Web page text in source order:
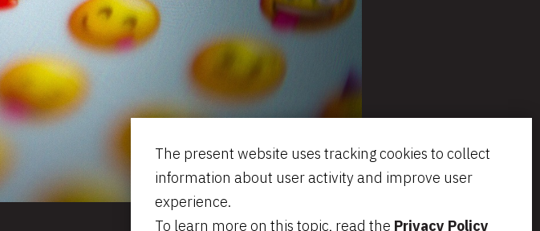
The present website uses tracking cookies to collect
information about user activity and improve user
experience.
To learn more on this topic, read the Privacy Policy